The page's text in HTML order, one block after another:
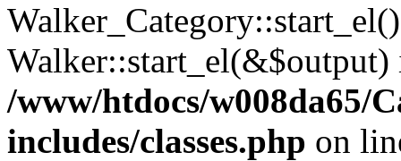
Walker::start_el(&$output)
/www/htdocs/w008da65/
includes/classes.php on